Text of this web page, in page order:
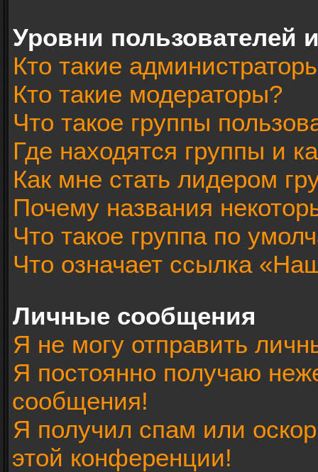
Уровни пользователей
Кто такие
Кто такие модераторы?
Что такое группы
Где находятся группы и
Как мне стать лидером
Почему названия
Что такое группа по
Что означает ссылка
Личные сообщения
Я не могу отправить
Я постоянно получаю
сообщения!
Я получил спам или
этой конференции!